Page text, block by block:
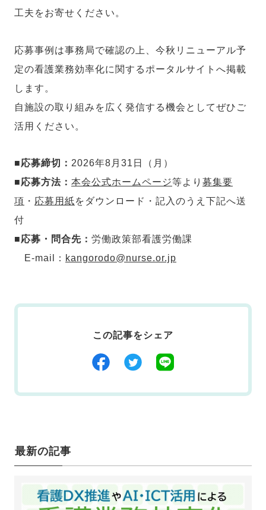
工夫をお寄せください。
応募事例は事務局で確認の上、今秋リニューアル予
定の看護業務効率化に関するポータルサイトへ掲載
します。
自施設の取り組みを広く発信する機会としてぜひご
活用ください。
■応募締切： 2026年8月31日（月）
■応募方法： 本会公式ホームページ等より 募集要
項 ・ 応募用紙をダウンロード・記入のうえ下記へ送
付
■応募・問合先： 労働政策部看護労働課
E-mail： kangorodo@nurse.or.jp
この記事をシェア
最新の記事